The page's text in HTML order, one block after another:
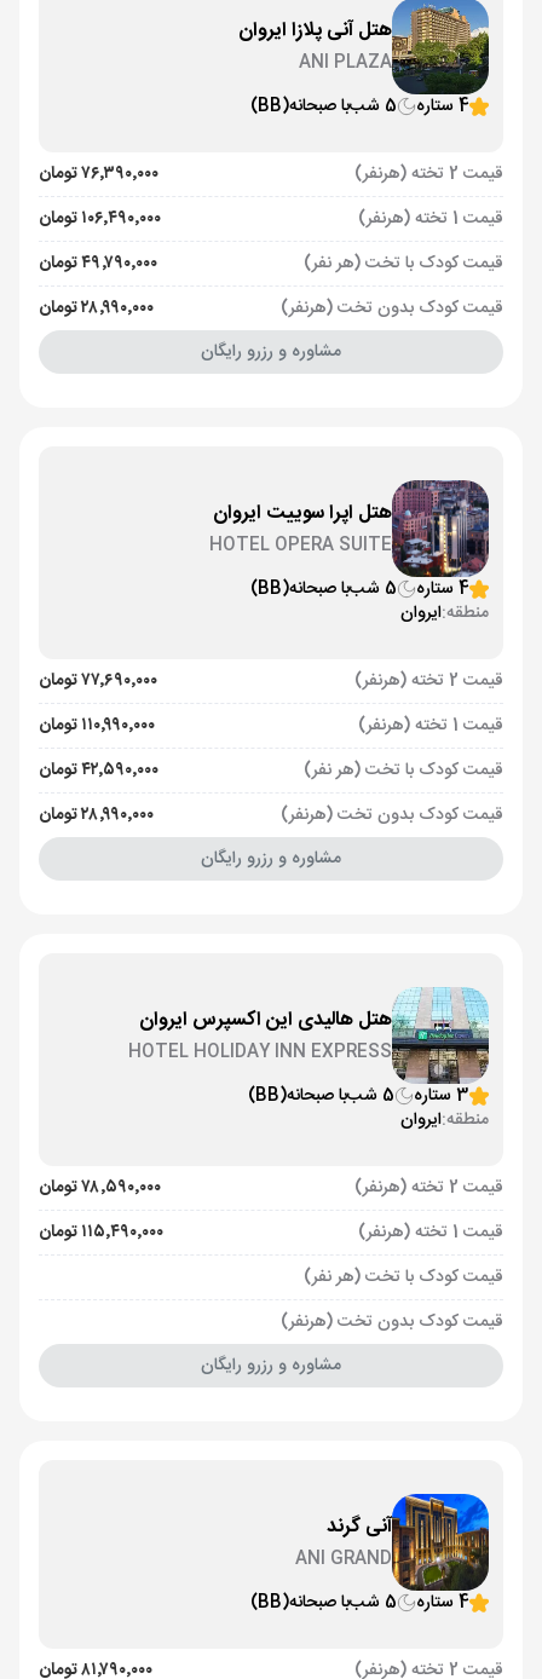
هتل آنی پلازا ایروان
ANI PLAZA
4 ستاره
5 شب با صبحانه(BB)
قیمت 2 تخته (هرنفر)
۷۶٬۳۹۰٬۰۰۰ تومان
قیمت 1 تخته (هرنفر)
۱۰۶٬۴۹۰٬۰۰۰ تومان
قیمت کودک با تخت (هر نفر)
۴۹٬۷۹۰٬۰۰۰ تومان
قیمت کودک بدون تخت (هرنفر)
۲۸٬۹۹۰٬۰۰۰ تومان
مشاوره و رزرو رایگان
هتل اپرا سوییت ایروان
HOTEL OPERA SUITE
4 ستاره
5 شب با صبحانه(BB)
منطقه:ایروان
قیمت 2 تخته (هرنفر)
۷۷٬۶۹۰٬۰۰۰ تومان
قیمت 1 تخته (هرنفر)
۱۱۰٬۹۹۰٬۰۰۰ تومان
قیمت کودک با تخت (هر نفر)
۴۲٬۵۹۰٬۰۰۰ تومان
قیمت کودک بدون تخت (هرنفر)
۲۸٬۹۹۰٬۰۰۰ تومان
مشاوره و رزرو رایگان
هتل هالیدی این اکسپرس ایروان
HOTEL HOLIDAY INN EXPRESS
3 ستاره
5 شب با صبحانه(BB)
منطقه:ایروان
قیمت 2 تخته (هرنفر)
۷۸٬۵۹۰٬۰۰۰ تومان
قیمت 1 تخته (هرنفر)
۱۱۵٬۴۹۰٬۰۰۰ تومان
قیمت کودک با تخت (هر نفر)
قیمت کودک بدون تخت (هرنفر)
مشاوره و رزرو رایگان
آنی گرند
ANI GRAND
4 ستاره
5 شب با صبحانه(BB)
قیمت 2 تخته (هرنفر)
۸۱٬۷۹۰٬۰۰۰ تومان